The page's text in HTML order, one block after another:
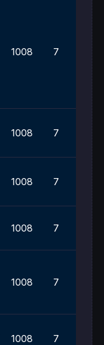
1008 7
1008 7
1008 7
1008 7
1008 7
1008 7